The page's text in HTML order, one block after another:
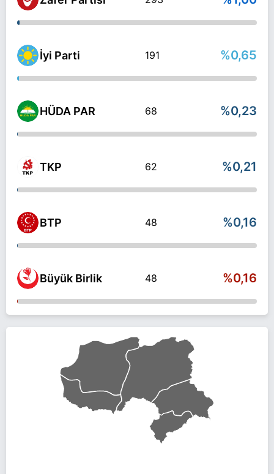
İyi Parti 191 %0,65
HÜDA PAR 68 %0,23
TKP 62 %0,21
BTP 48 %0,16
Büyük Birlik 48 %0,16